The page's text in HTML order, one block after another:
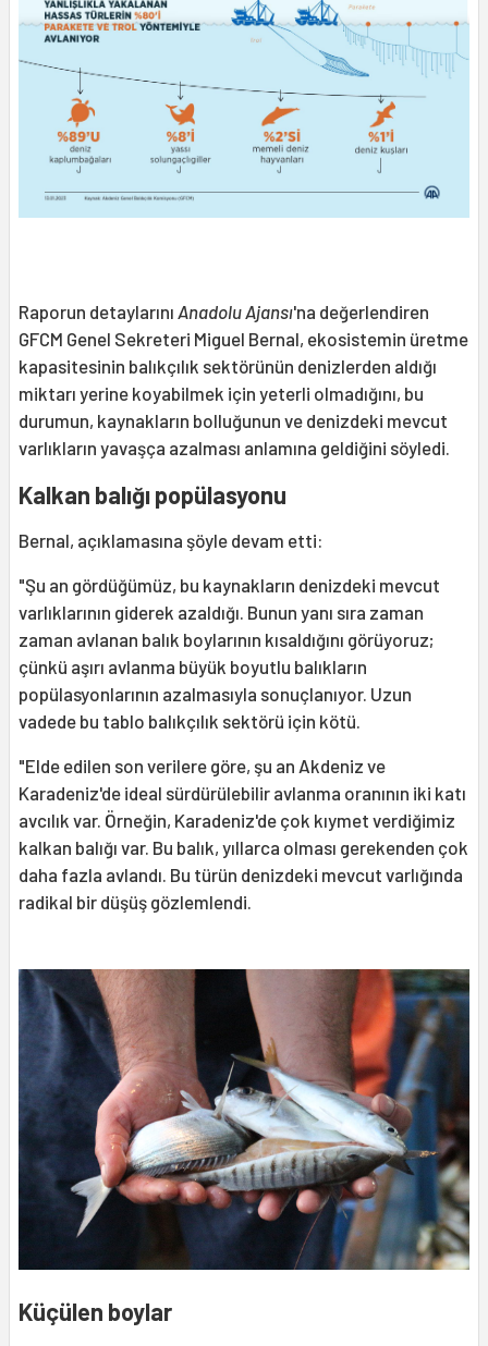
Raporun detaylarını Anadolu Ajansı'na değerlendiren
GFCM Genel Sekreteri Miguel Bernal, ekosistemin üretme
kapasitesinin balıkçılık sektörünün denizlerden aldığı
miktarı yerine koyabilmek için yeterli olmadığını, bu
durumun, kaynakların bolluğunun ve denizdeki mevcut
varlıkların yavaşça azalması anlamına geldiğini söyledi.
Kalkan balığı popülasyonu
Bernal, açıklamasına şöyle devam etti:
"Şu an gördüğümüz, bu kaynakların denizdeki mevcut
varlıklarının giderek azaldığı. Bunun yanı sıra zaman
zaman avlanan balık boylarının kısaldığını görüyoruz;
çünkü aşırı avlanma büyük boyutlu balıkların
popülasyonlarının azalmasıyla sonuçlanıyor. Uzun
vadede bu tablo balıkçılık sektörü için kötü.
"Elde edilen son verilere göre, şu an Akdeniz ve
Karadeniz'de ideal sürdürülebilir avlanma oranının iki katı
avcılık var. Örneğin, Karadeniz'de çok kıymet verdiğimiz
kalkan balığı var. Bu balık, yıllarca olması gerekenden çok
daha fazla avlandı. Bu türün denizdeki mevcut varlığında
radikal bir düşüş gözlemlendi.
Küçülen boylar